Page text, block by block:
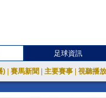
足球資訊
) 賽馬新聞 主要賽事 視聽播